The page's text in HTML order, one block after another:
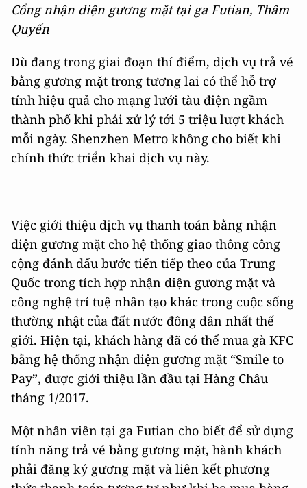
Cổng nhận diện gương mặt tại ga Futian, Thâm
Quyến
Dù đang trong giai đoạn thí điểm, dịch vụ trả vé
bằng gương mặt trong tương lai có thể hỗ trợ
tính hiệu quả cho mạng lưới tàu điện ngầm
thành phố khi phải xử lý tới 5 triệu lượt khách
mỗi ngày. Shenzhen Metro không cho biết khi
chính thức triển khai dịch vụ này.
Việc giới thiệu dịch vụ thanh toán bằng nhận
diện gương mặt cho hệ thống giao thông công
cộng đánh dấu bước tiến tiếp theo của Trung
Quốc trong tích hợp nhận diện gương mặt và
công nghệ trí tuệ nhân tạo khác trong cuộc sống
thường nhật của đất nước đông dân nhất thế
giới. Hiện tại, khách hàng đã có thể mua gà KFC
bằng hệ thống nhận diện gương mặt “Smile to
Pay”, được giới thiệu lần đầu tại Hàng Châu
tháng 1/2017.
Một nhân viên tại ga Futian cho biết để sử dụng
tính năng trả vé bằng gương mặt, hành khách
phải đăng ký gương mặt và liên kết phương